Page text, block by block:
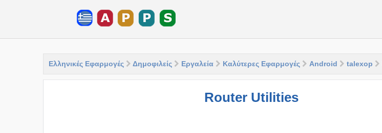
Ελληνικές Εφαρμογές Δημοφιλείς Εργαλεία Καλύτερες Εφαρμογές Android talexop
Router Utilities